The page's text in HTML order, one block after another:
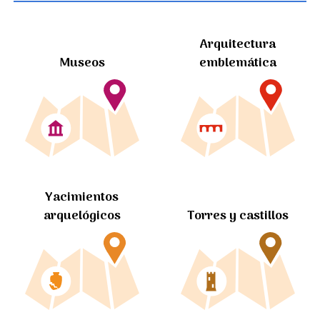
Museos
Arquitectura
emblemática
Yacimientos
arquelógicos
Torres y castillos